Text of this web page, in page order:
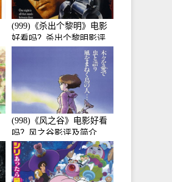
(999)《杀出个黎明》电影
好看吗？杀出个黎明影评
(998)《风之谷》电影好看
吗？风之谷影评及简介